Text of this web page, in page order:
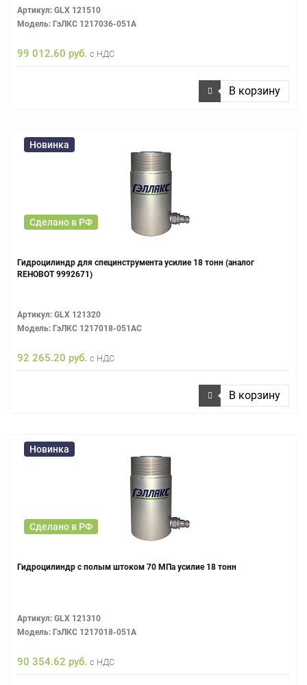
Артикул: GLX 121510
Модель: ГэЛКС 1217036-051А
99 012.60 руб. с НДС
В корзину
Новинка
Сделано в РФ
Гидроцилиндр для специнструмента усилие 18 тонн (аналог
REHOBOT 9992671)
Артикул: GLX 121320
Модель: ГэЛКС 1217018-051АС
92 265.20 руб. с НДС
В корзину
Новинка
Сделано в РФ
Гидроцилиндр с полым штоком 70 МПа усилие 18 тонн
Артикул: GLX 121310
Модель: ГэЛКС 1217018-051А
90 354.62 руб. с НДС